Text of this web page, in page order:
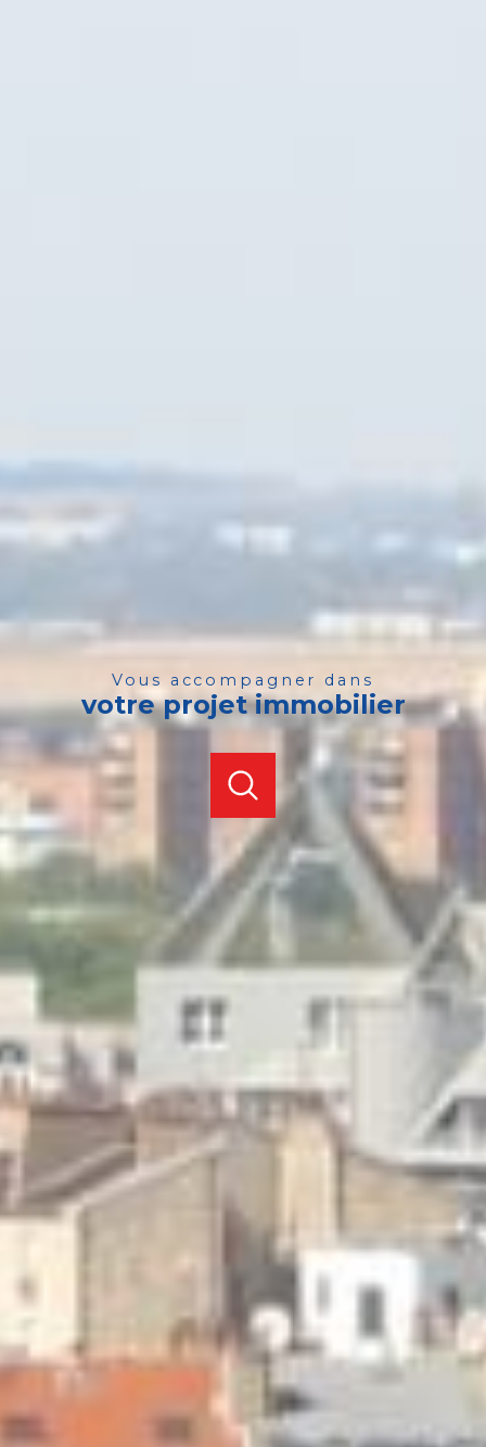
vous accompagner dans
votre projet immobilier